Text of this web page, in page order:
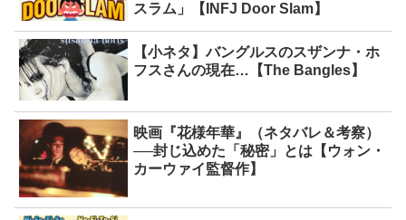
スラム」【INFJ Door Slam】
【小ネタ】バングルスのスザンナ・ホ
フスさんの現在…【The Bangles】
映画『花様年華』（ネタバレ＆考察）
──封じ込めた「秘密」とは【ウォン・
カーウァイ監督作】